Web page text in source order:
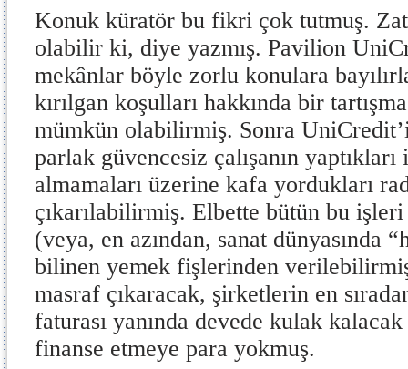
Konuk küratör bu fikri çok tutmuş.
olabilir ki, diye yazmış. Pavilion
mekânlar böyle zorlu konulara
kırılgan koşulları hakkında bir
mümkün olabilirmiş. Sonra
parlak güvencesiz çalışanın yaptıkları
almamaları üzerine kafa yordukları
çıkarılabilirmiş. Elbette bütün bu
(veya, en azından, sanat dünyasında
bilinen yemek fişlerinden
masraf çıkaracak, şirketlerin en
faturası yanında devede kulak
finanse etmeye para yokmuş.